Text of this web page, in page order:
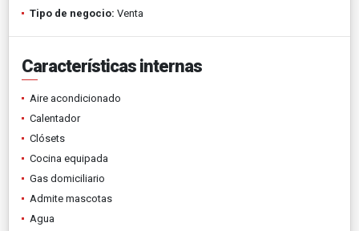
Tipo de negocio: Venta
Características internas
Aire acondicionado
Calentador
Clósets
Cocina equipada
Gas domiciliario
Admite mascotas
Agua